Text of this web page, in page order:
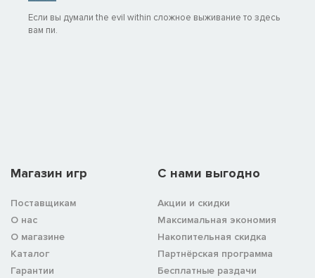
Если вы думали the evil within сложное выживание то здесь
вам пи.
Магазин игр
Поставщикам
О нас
О магазине
Каталог
Гарантии
C нами выгодно
Акции и скидки
Максимальная экономия
Накопительная скидка
Партнёрская программа
Бесплатные раздачи